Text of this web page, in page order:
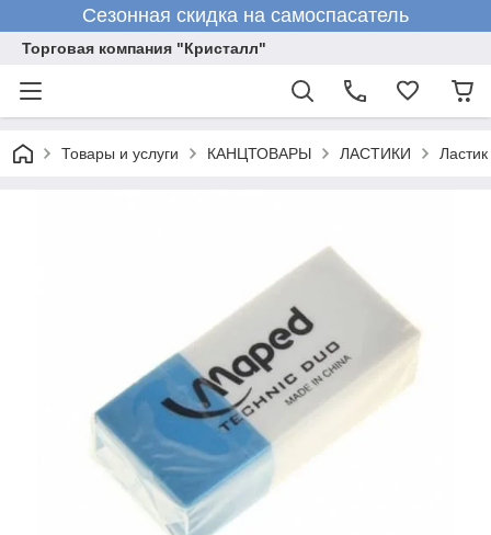
Сезонная скидка на самоспасатель
Торговая компания "Кристалл"
Товары и услуги КАНЦТОВАРЫ ЛАСТИКИ